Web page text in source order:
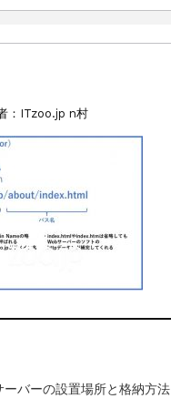
：ITzoo.jp n村
ーバーの設置場所と格納方法